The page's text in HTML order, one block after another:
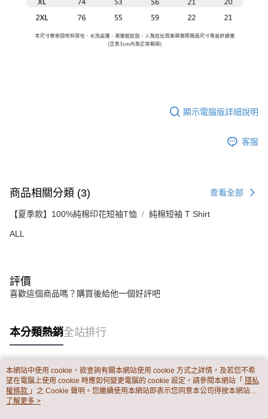
顯示電腦版詳細說明
客服
商品相關分類 (3) 查看全部
【夏季款】100%純棉印花短袖T恤 純棉短袖 T Shirt
ALL
評價
喜歡這個商品嗎？購買後給他一個好評吧
本分類熱銷全站排行
熱門標籤
本網站中使用 cookie，欲查詢有關本網站使用 cookie 方式之詳情，及若您不希
望在電腦上使用 cookie 時應如何變更電腦的 cookie 設定，請參閱本網站「 隱私
權條款 」之 Cookie 聲明。您繼續使用本網站即表示您同意本公司得按本網站使
用條款之 Cookie 聲明使用 cookie。
了解更多 >